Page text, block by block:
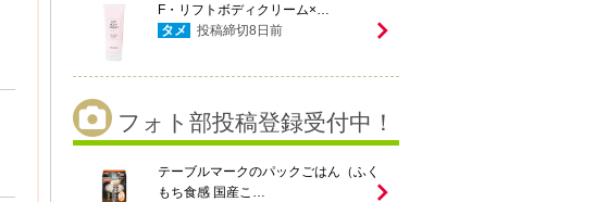
F・リフトボディクリーム×…
タメ
投稿締切8 日前
フォト部投稿登録受付中！
テーブルマークのパックごはん（ふく
もち食感 国産こ…